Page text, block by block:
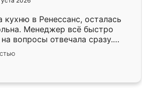
заказывать только здесь.
кухню в Ренессанс, осталась
Менеджер всё быстро
вопросы отвечала сразу.
в субботу, подошёл к
ответственностью. Собрали
работали аккуратно, даже